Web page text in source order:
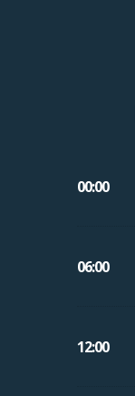
00:00
06:00
12:00